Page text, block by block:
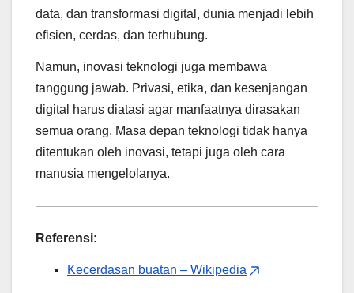
data, dan transformasi digital, dunia menjadi lebih
efisien, cerdas, dan terhubung.
Namun, inovasi teknologi juga membawa
tanggung jawab. Privasi, etika, dan kesenjangan
digital harus diatasi agar manfaatnya dirasakan
semua orang. Masa depan teknologi tidak hanya
ditentukan oleh inovasi, tetapi juga oleh cara
manusia mengelolanya.
Referensi:
Kecerdasan buatan – Wikipedia